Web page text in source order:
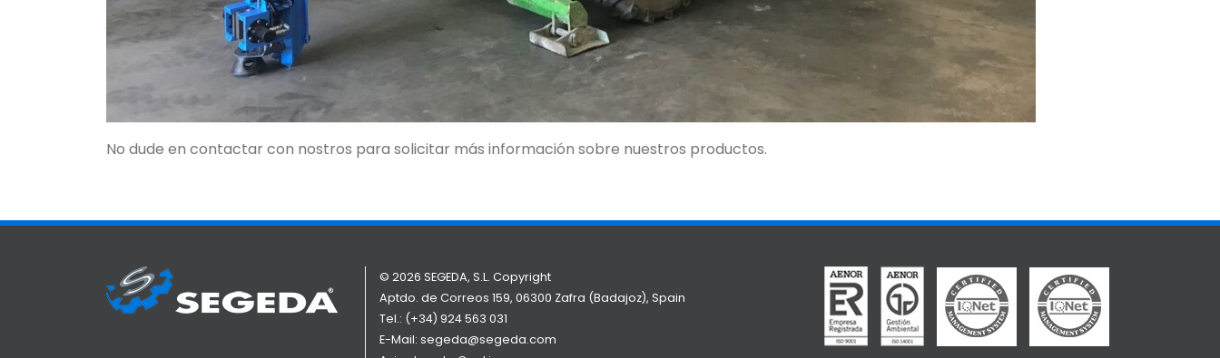
No dude en contactar con nostros para solicitar más información sobre nuestros productos.
© 2026 SEGEDA, S.L. Copyright
Aptdo. de Correos 159, 06300 Zafra (Badajoz), Spain
Tel.: (+34) 924 563 031
E-Mail: segeda@segeda.com